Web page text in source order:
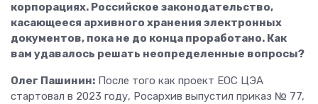
корпорациях. Российское законодательство,
касающееся архивного хранения электронных
документов, пока не до конца проработано. Как
вам удавалось решать неопределенные вопросы?
Олег Пашинин: После того как проект ЕОС ЦЭА
стартовал в 2023 году, Росархив выпустил приказ № 77,